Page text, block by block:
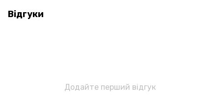
Відгуки
Додайте перший відгук